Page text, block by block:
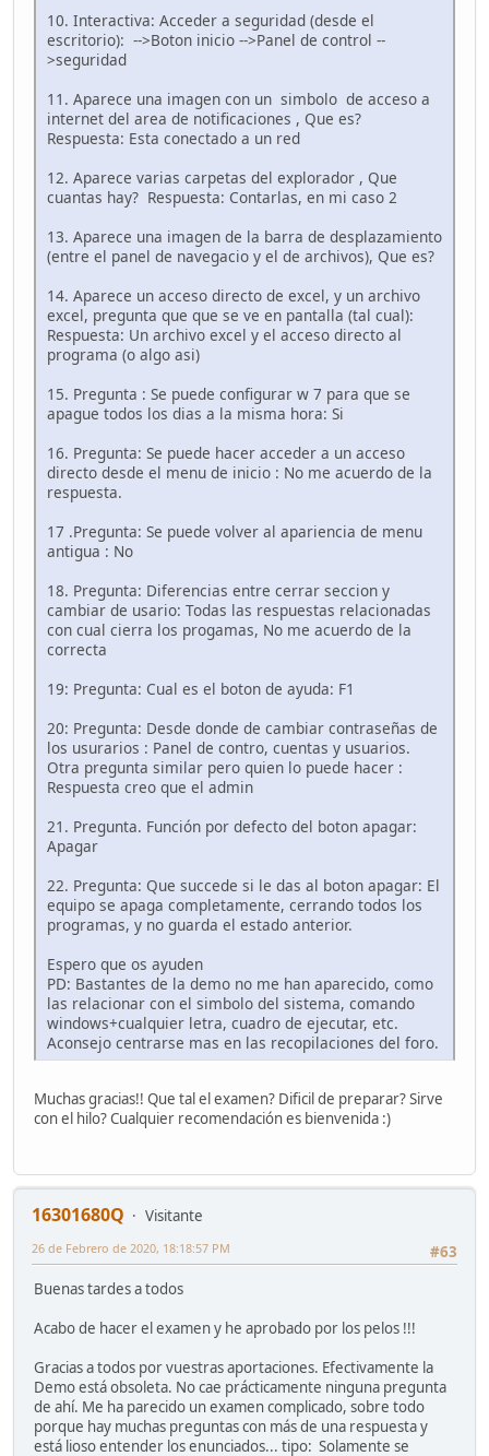
10. Interactiva: Acceder a seguridad (desde el
escritorio): -->Boton inicio -->Panel de control --
>seguridad
11. Aparece una imagen con un simbolo de acceso a
internet del area de notificaciones , Que es?
Respuesta: Esta conectado a un red
12. Aparece varias carpetas del explorador , Que
cuantas hay? Respuesta: Contarlas, en mi caso 2
13. Aparece una imagen de la barra de desplazamiento
(entre el panel de navegacio y el de archivos), Que es?
14. Aparece un acceso directo de excel, y un archivo
excel, pregunta que que se ve en pantalla (tal cual):
Respuesta: Un archivo excel y el acceso directo al
programa (o algo asi)
15. Pregunta : Se puede configurar w 7 para que se
apague todos los dias a la misma hora: Si
16. Pregunta: Se puede hacer acceder a un acceso
directo desde el menu de inicio : No me acuerdo de la
respuesta.
17 .Pregunta: Se puede volver al apariencia de menu
antigua : No
18. Pregunta: Diferencias entre cerrar seccion y
cambiar de usario: Todas las respuestas relacionadas
con cual cierra los progamas, No me acuerdo de la
correcta
19: Pregunta: Cual es el boton de ayuda: F1
20: Pregunta: Desde donde de cambiar contraseñas de
los usurarios : Panel de contro, cuentas y usuarios.
Otra pregunta similar pero quien lo puede hacer :
Respuesta creo que el admin
21. Pregunta. Función por defecto del boton apagar:
Apagar
22. Pregunta: Que succede si le das al boton apagar: El
equipo se apaga completamente, cerrando todos los
programas, y no guarda el estado anterior.
Espero que os ayuden
PD: Bastantes de la demo no me han aparecido, como
las relacionar con el simbolo del sistema, comando
windows+cualquier letra, cuadro de ejecutar, etc.
Aconsejo centrarse mas en las recopilaciones del foro.
Muchas gracias!! Que tal el examen? Dificil de preparar? Sirve
con el hilo? Cualquier recomendación es bienvenida :)
16301680Q
Visitante
#63
26 de Febrero de 2020, 18:18:57 PM
Buenas tardes a todos
Acabo de hacer el examen y he aprobado por los pelos !!!
Gracias a todos por vuestras aportaciones. Efectivamente la
Demo está obsoleta. No cae prácticamente ninguna pregunta
de ahí. Me ha parecido un examen complicado, sobre todo
porque hay muchas preguntas con más de una respuesta y
está lioso entender los enunciados... tipo: Solamente se